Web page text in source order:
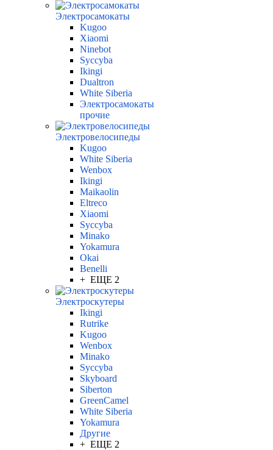
Электросамокаты
Kugoo
Xiaomi
Ninebot
Syccyba
Ikingi
Dualtron
White Siberia
Электросамокаты
прочие
Электровелосипеды
Kugoo
White Siberia
Wenbox
Ikingi
Maikaolin
Eltreco
Xiaomi
Syccyba
Minako
Yokamura
Okai
Benelli
+ ЕЩЕ 2
Электроскутеры
Ikingi
Rutrike
Kugoo
Wenbox
Minako
Syccyba
Skyboard
Siberton
GreenCamel
White Siberia
Yokamura
Другие
+ ЕЩЕ 2